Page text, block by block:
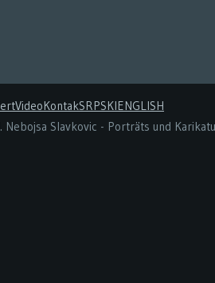
VideoKontakSRPSKIENGLISH
Slavkovic - Porträts und